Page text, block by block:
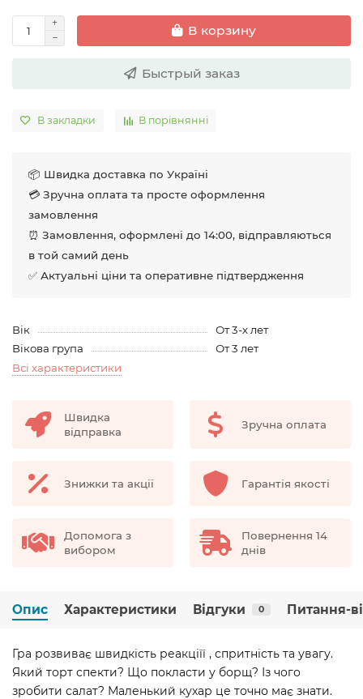
В корзину
Быстрый заказ
В закладки В порівнянні
📦 Швидка доставка по Україні
💳 Зручна оплата та просте оформлення
замовлення
⏰ Замовлення, оформлені до 14:00, відправляються
в той самий день
✅ Актуальні ціни та оперативне підтвердження
Вік
От 3-х лет
Вікова група
От 3 лет
Всі характеристики
Швидка
відправка
Зручна оплата
Знижки та акції Гарантія якості
Допомога з
вибором
Повернення 14
днів
Опис Характеристики Відгуки 0 Питання-
Гра розвиває швидкість реакціїї , спритність та увагу.
Який торт спекти? Що покласти у борщ? Із чого
зробити салат? Маленький кухар це точно має знати.